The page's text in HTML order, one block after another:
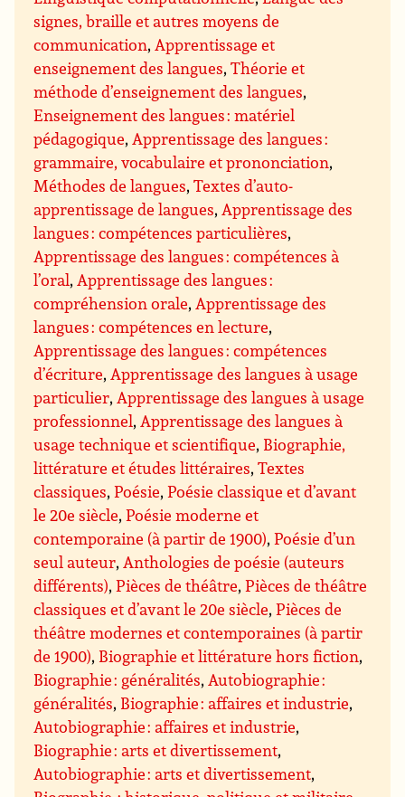
signes, braille et autres moyens de
communication,Apprentissage et
enseignement des langues,Théorie et
méthode d’enseignement des langues,
Enseignement des langues : matériel
pédagogique,Apprentissage des langues :
grammaire, vocabulaire et prononciation,
Méthodes de langues,Textes d’auto-
apprentissage de langues,Apprentissage des
langues : compétences particulières,
Apprentissage des langues : compétences à
l’oral,Apprentissage des langues :
compréhension orale,Apprentissage des
langues : compétences en lecture,
Apprentissage des langues : compétences
d’écriture,Apprentissage des langues à usage
particulier,Apprentissage des langues à usage
professionnel,Apprentissage des langues à
usage technique et scientifique, Biographie,
littérature et études littéraires,Textes
classiques,Poésie,Poésie classique et d’avant
le 20e siècle,Poésie moderne et
contemporaine (à partir de 1900),Poésie d’un
seul auteur,Anthologies de poésie (auteurs
différents),Pièces de théâtre,Pièces de théâtre
classiques et d’avant le 20e siècle,Pièces de
théâtre modernes et contemporaines (à partir
de 1900), Biographie et littérature hors fiction,
Biographie : généralités,Autobiographie :
généralités, Biographie : affaires et industrie,
Autobiographie : affaires et industrie,
Biographie : arts et divertissement,
Autobiographie : arts et divertissement,